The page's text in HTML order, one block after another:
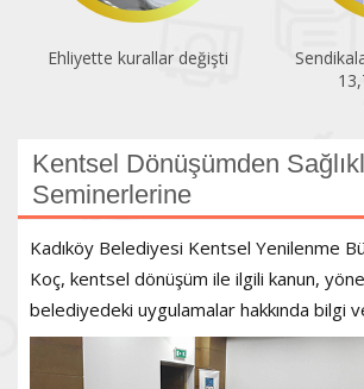
Ehliyette kurallar değişti
Kentsel Dönüşümden
Seminerlerine
Kadıköy Belediyesi Kentsel Yenilenme
Koç, kentsel dönüşüm ile ilgili kanun,
belediyedeki uygulamalar hakkında bilgi